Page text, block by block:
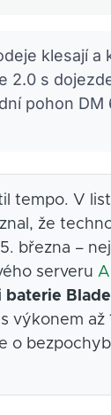
klesají a
2.0 s
pohon DM
tempo. V
že
března –
serveru
baterie Blade
s výkonem až
o